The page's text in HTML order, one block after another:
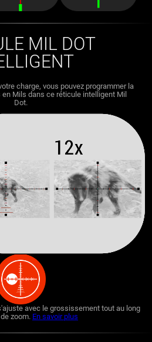
MIL DOT
charge, vous pouvez programmer la
Mils dans ce réticule intelligent Mil
Dot.
avec le grossissement tout au long
zoom. En savoir plus